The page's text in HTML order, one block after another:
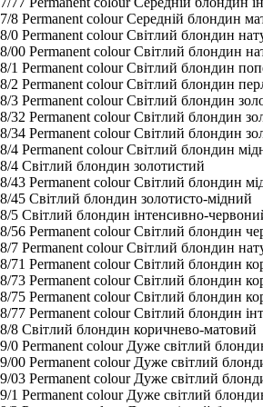
7/8 Permanent colour Середній блондин
8/0 Permanent colour Світлий блондин
8/00 Permanent colour Світлий блондин
8/1 Permanent colour Світлий блондин
8/2 Permanent colour Світлий блондин
8/3 Permanent colour Світлий блондин
8/32 Permanent colour Світлий блондин
8/34 Permanent colour Світлий блондин
8/4 Permanent colour Світлий блондин
8/4 Світлий блондин золотистий
8/43 Permanent colour Світлий блондин
8/45 Світлий блондин золотисто-мідний
8/5 Світлий блондин інтенсивно-
8/56 Permanent colour Світлий блондин
8/7 Permanent colour Світлий блондин
8/71 Permanent colour Світлий блондин
8/73 Permanent colour Світлий блондин
8/75 Permanent colour Світлий блондин
8/77 Permanent colour Світлий блондин
8/8 Світлий блондин коричнево-матовий
9/0 Permanent colour Дуже світлий
9/00 Permanent colour Дуже світлий
9/03 Permanent colour Дуже світлий
9/1 Permanent colour Дуже світлий